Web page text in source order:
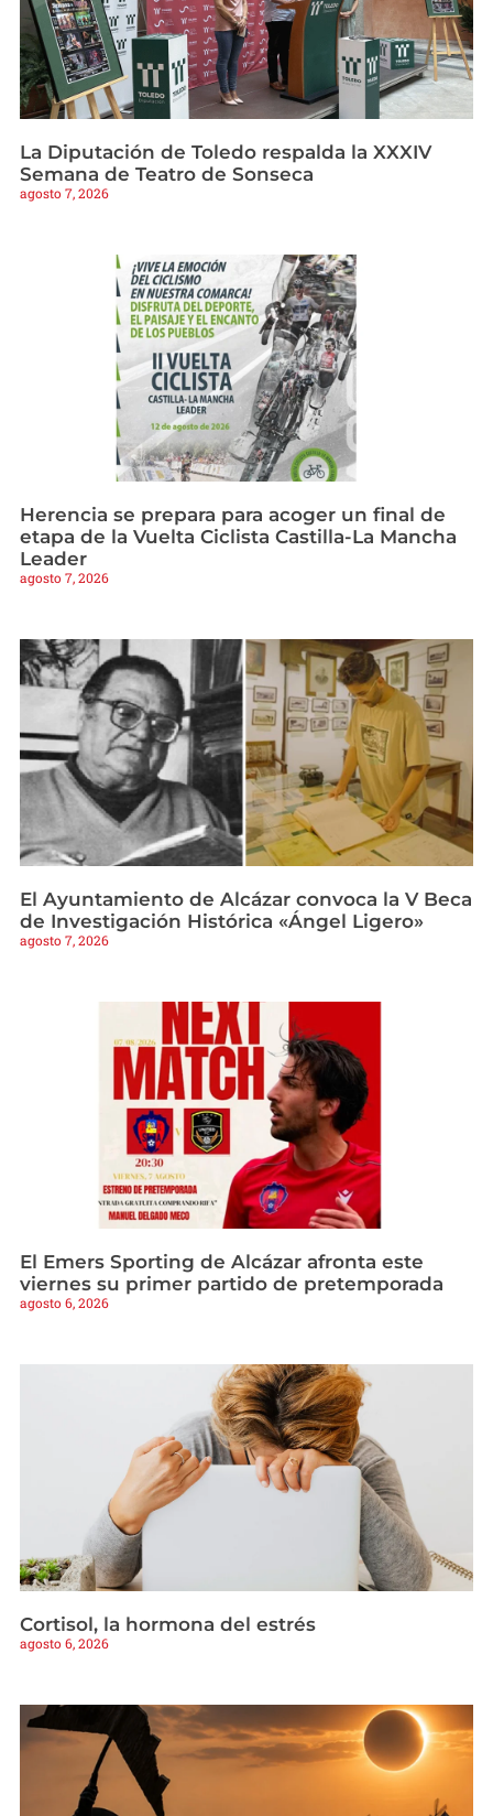
La Diputación de Toledo respalda la XXXIV
Semana de Teatro de Sonseca
agosto 7, 2026
Herencia se prepara para acoger un final de
etapa de la Vuelta Ciclista Castilla-La Mancha
Leader
agosto 7, 2026
El Ayuntamiento de Alcázar convoca la V Beca
de Investigación Histórica «Ángel Ligero»
agosto 7, 2026
El Emers Sporting de Alcázar afronta este
viernes su primer partido de pretemporada
agosto 6, 2026
Cortisol, la hormona del estrés
agosto 6, 2026